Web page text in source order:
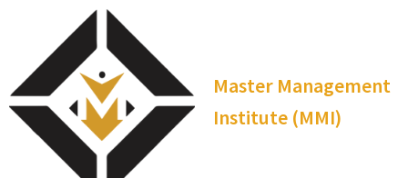
Master Management
Institute (MMI)